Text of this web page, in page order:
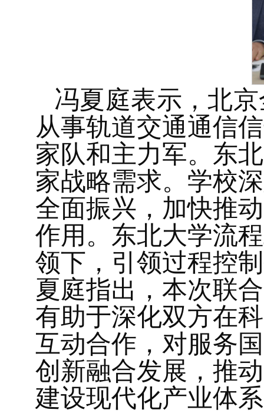
冯夏庭表示，北
从事轨道交通通信
家队和主力军。东
家战略需求。学校
全面振兴，加快推
作用。东北大学流
领下，引领过程控
夏庭指出，本次联
有助于深化双方在
互动合作，对服务
创新融合发展，推
建设现代化产业体